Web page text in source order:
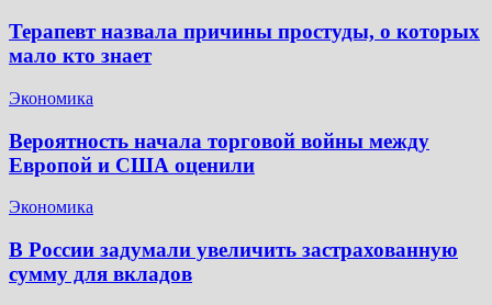
Терапевт назвала причины простуды, о которых
мало кто знает
Экономика
Вероятность начала торговой войны между
Европой и США оценили
Экономика
В России задумали увеличить застрахованную
сумму для вкладов